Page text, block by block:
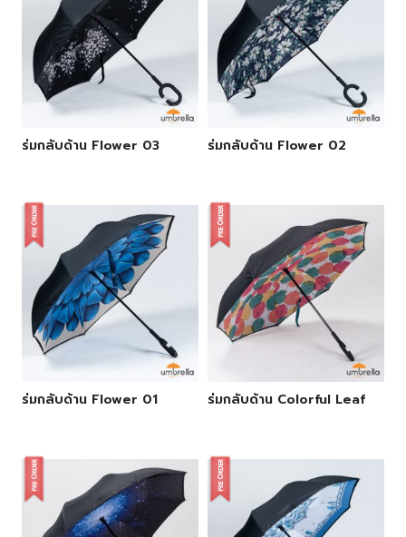
ร่มกลับด้าน Flower 03 ร่มกลับด้าน Flower 02
ร่มกลับด้าน Flower 01 ร่มกลับด้าน Colorful Leaf